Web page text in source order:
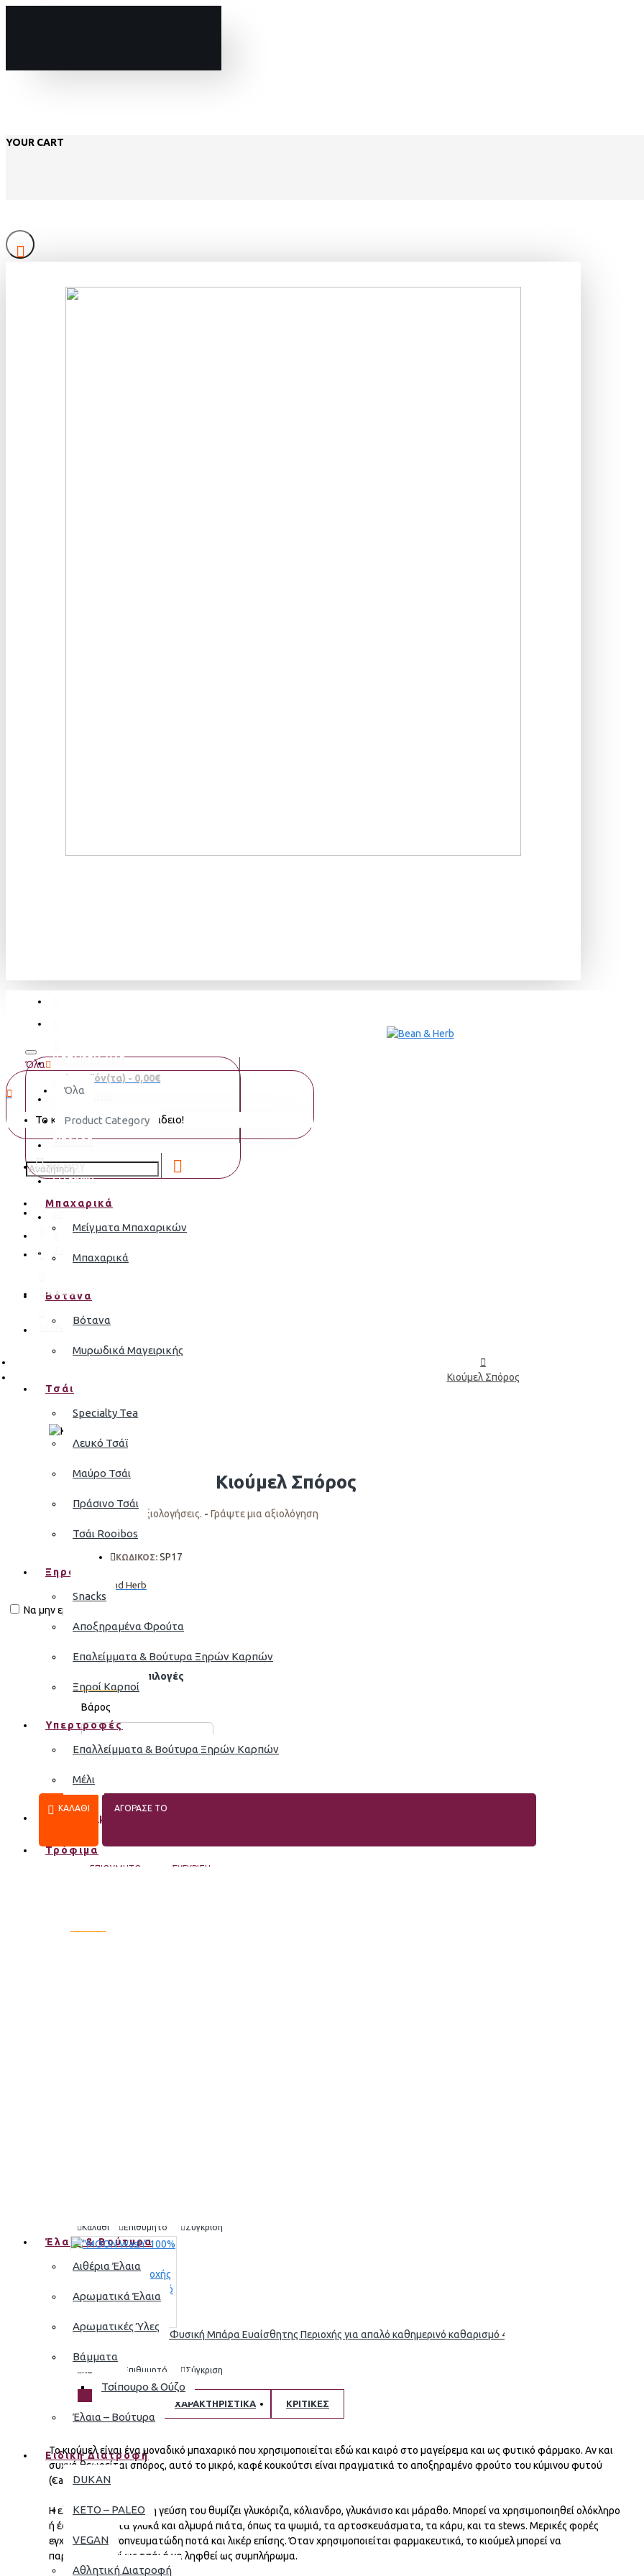
YOUR CART
Να μην εμφανιστεί.
Η ΕΤΑΙΡΕΙΑ ΜΑΣ
ΕΠΙΚΟΙΝΩΝΙΑ
ΕΙΣΟΔΟΣ
ΕΓΓΡΑΦΗ
Όλα
Όλα
Product Category
0 προϊόν(τα) - 0,00€
Το καλάθι αγορών είναι άδειο!
MENOY
Μπαχαρικά
Μείγματα Μπαχαρικών
Μπαχαρικά
Βότανα
Βότανα
Μυρωδικά Μαγειρικής
Τσάι
Specialty Tea
Λευκό Τσάϊ
Μαύρο Τσάι
Πράσινο Τσάι
Τσάι Rooibos
Ξηροί Καρποί
Snacks
Αποξηραμένα Φρούτα
Επαλείμματα & Βούτυρα Ξηρών Καρπών
Ξηροί Καρποί
Υπερτροφές
Επαλλείμματα & Βούτυρα Ξηρών Καρπών
Μέλι
Αποξηραμένα Φρούτα
Τρόφιμα
Έλαια & Βούτυρα
Αιθέρια Έλαια
Αρωματικά Έλαια
Αρωματικές Ύλες
Βάμματα
Τσίπουρο & Ούζο
Έλαια – Βούτυρα
Ειδική Διατροφή
DUKAN
KETO – PALEO
VEGAN
Αθλητική Διατροφή
ΕΙΣΟΔΟΣ
ΕΓΓΡΑΦΗ
Κιούμελ Σπόρος
Κιούμελ Σπόρος
Σύμφωνα με 0 αξιολογήσεις. - Γράψτε μια αξιολόγηση
1,50€
ΚΩΔΙΚΟΣ: SP17
Bean and Herb
Διαθέσιμες Επιλογές
Βάρος
ΚΑΛΆΘΙ ΑΓΟΡΑΣΕ ΤΟ
ΕΠΙΘΥΜΗΤΌ ΣΎΓΚΡΙΣΗ
Καλάθι Επιθυμητό Σύγκριση
"MOON Wash" 100% Φυσική Μπάρα Ευαίσθητης Περιοχής για απαλό καθημερινό καθαρισμό 42g- Vis Olivae
6,80€
Καλάθι Επιθυμητό Σύγκριση
ΧΑΡΑΚΤΗΡΙΣΤΙΚΑ ΚΡΙΤΙΚΕΣ
Το κιούμελ είναι ένα μοναδικό μπαχαρικό που χρησιμοποιείται εδώ και καιρό στο μαγείρεμα και ως φυτικό φάρμακο. Αν και
συχνά θεωρείται σπόρος, αυτό το μικρό, καφέ κουκούτσι είναι πραγματικά το αποξηραμένο φρούτο του κύμινου φυτού
(Carum carvi L.)
Η ελαφρώς πικρή, γήινη γεύση του θυμίζει γλυκόριζα, κόλιανδρο, γλυκάνισο και μάραθο. Μπορεί να χρησιμοποιηθεί ολόκληρο
ή έδαφος και στα γλυκά και αλμυρά πιάτα, όπως τα ψωμιά, τα αρτοσκευάσματα, τα κάρυ, και τα stews. Μερικές φορές
εγχέεται σε οινοπνευματώδη ποτά και λικέρ επίσης. Όταν χρησιμοποιείται φαρμακευτικά, το κιούμελ μπορεί να
παρασκευαστεί ως τσάι ή να ληφθεί ως συμπλήρωμα.